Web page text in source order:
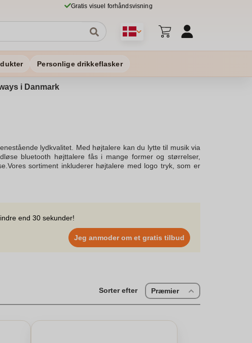
Gratis visuel forhåndsvisning
Personlige drikkeflasker
i Danmark
lydkvalitet. Med højtalere kan du lytte til musik via
bluetooth højttalere fås i mange former og størrelser,
sortiment inkluderer højtalere med logo tryk, som er
mah litium batteri, der sikrer hurtig levering af strøm
bredt udvalg af højtalere inkluderer også højttalere med
i sikkerhed og stil.Se vores hjemmeside for hele vores
hvordan mennesker arbejder bedst med en lille smule
der kan spille musik i høj kvalitet.
end 30 sekunder!
Jeg anmoder om et gratis tilbud
Sorter efter Præmier